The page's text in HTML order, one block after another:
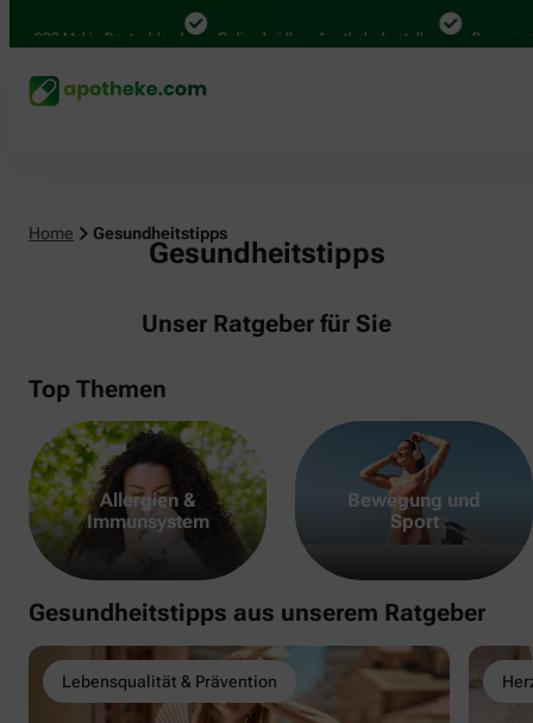
Mal in Deutschland Online bei Ihrer Apotheke bestellen Bequem
Home Gesundheitstipps
Gesundheitstipps
Unser Ratgeber für Sie
Top Themen
Allergien &
Immunsystem
Bewegung und
Sport
Gesundheitstipps aus unserem Ratgeber
Lebensqualität & Prävention